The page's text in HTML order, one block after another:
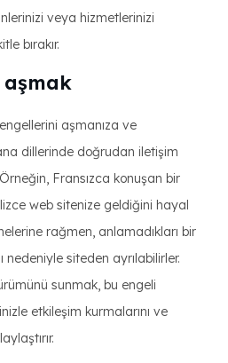
veya hizmetlerinizi
bırakır.
aşmanıza ve
dillerinde doğrudan iletişim
Fransızca konuşan bir
web sitenize geldiğini hayal
rağmen, anlamadıkları bir
nedeniyle siteden ayrılabilirler.
sunmak, bu engeli
etkileşim kurmalarını ve